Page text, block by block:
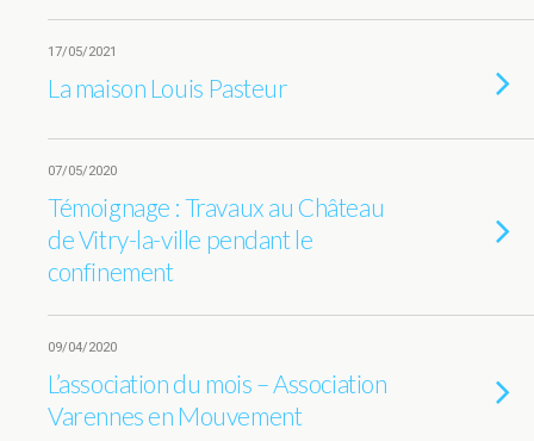
17/05/2021
La maison Louis Pasteur
07/05/2020
Témoignage : Travaux au Château
de Vitry-la-ville pendant le
confinement
09/04/2020
L’association du mois – Association
Varennes en Mouvement